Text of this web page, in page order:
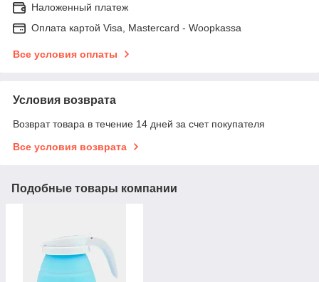
Наложенный платеж
Оплата картой Visa, Mastercard - Woopkassa
Все условия оплаты
Условия возврата
Возврат товара в течение 14 дней за счет покупателя
Все условия возврата
Подобные товары компании